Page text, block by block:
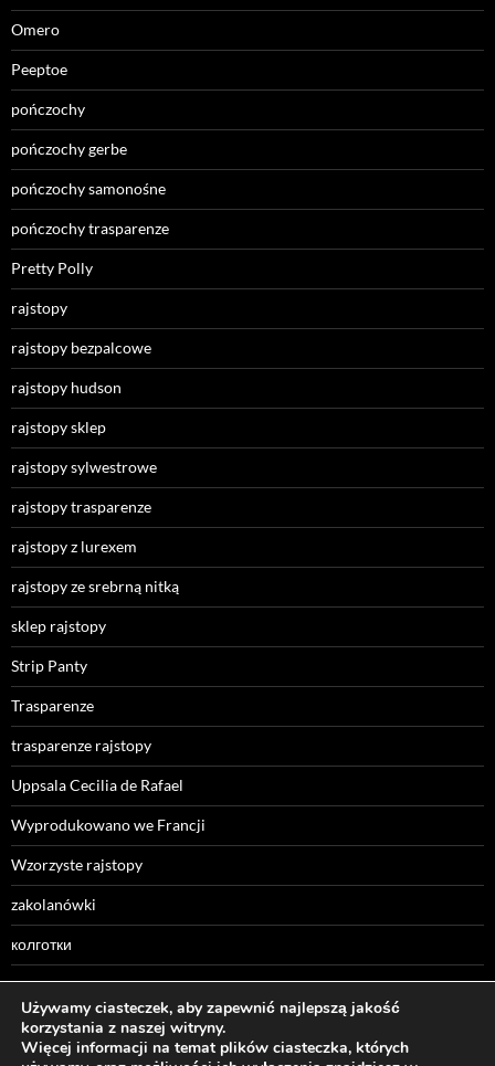
Omero
Peeptoe
pończochy
pończochy gerbe
pończochy samonośne
pończochy trasparenze
Pretty Polly
rajstopy
rajstopy bezpalcowe
rajstopy hudson
rajstopy sklep
rajstopy sylwestrowe
rajstopy trasparenze
rajstopy z lurexem
rajstopy ze srebrną nitką
sklep rajstopy
Strip Panty
Trasparenze
trasparenze rajstopy
Uppsala Cecilia de Rafael
Wyprodukowano we Francji
Wzorzyste rajstopy
zakolanówki
колготки
чулки
Używamy ciasteczek, aby zapewnić najlepszą jakość
korzystania z naszej witryny.
Więcej informacji na temat plików ciasteczka, których